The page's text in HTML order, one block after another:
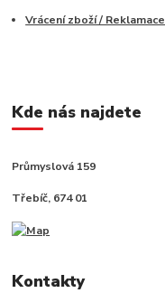
Vrácení zboží / Reklamace
Kde nás najdete
Průmyslová 159
Třebíč, 674 01
Kontakty